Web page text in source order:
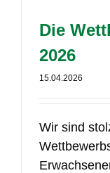
Die
2026
15.04.2026
Wir sind